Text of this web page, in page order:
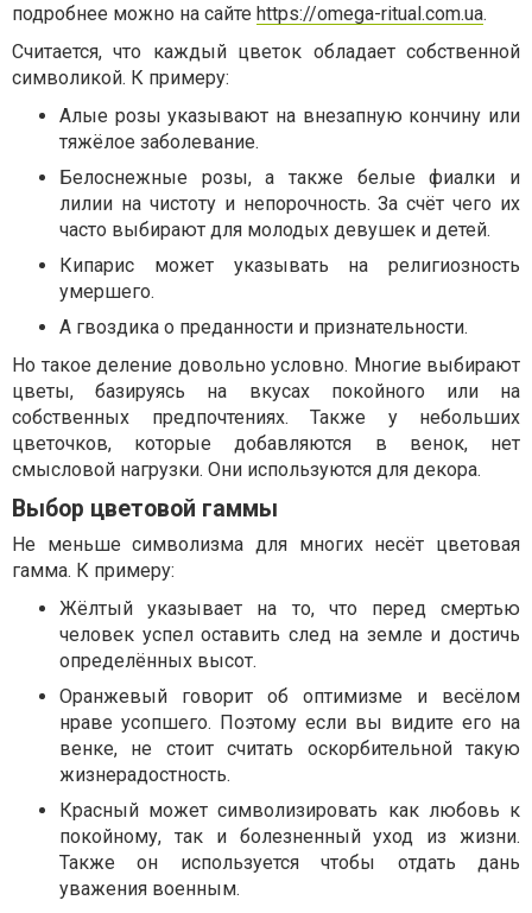
подробнее можно на сайте https://omega-ritual.com.ua.
Считается, что каждый цветок обладает собственной
символикой. К примеру:
Алые розы указывают на внезапную кончину или
тяжёлое заболевание.
Белоснежные розы, а также белые фиалки и
лилии на чистоту и непорочность. За счёт чего их
часто выбирают для молодых девушек и детей.
Кипарис может указывать на религиозность
умершего.
А гвоздика о преданности и признательности.
Но такое деление довольно условно. Многие выбирают
цветы, базируясь на вкусах покойного или на
собственных предпочтениях. Также у небольших
цветочков, которые добавляются в венок, нет
смысловой нагрузки. Они используются для декора.
Выбор цветовой гаммы
Не меньше символизма для многих несёт цветовая
гамма. К примеру:
Жёлтый указывает на то, что перед смертью
человек успел оставить след на земле и достичь
определённых высот.
Оранжевый говорит об оптимизме и весёлом
нраве усопшего. Поэтому если вы видите его на
венке, не стоит считать оскорбительной такую
жизнерадостность.
Красный может символизировать как любовь к
покойному, так и болезненный уход из жизни.
Также он используется чтобы отдать дань
уважения военным.